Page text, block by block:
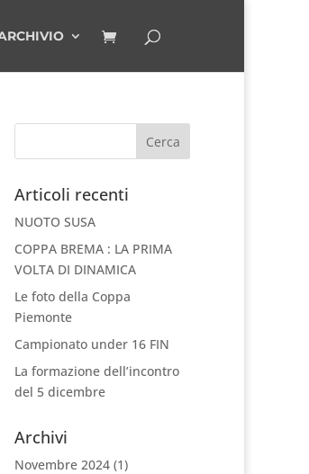
Articoli recenti
NUOTO SUSA
COPPA BREMA : LA PRIMA
VOLTA DI DINAMICA
Le foto della Coppa
Piemonte
Campionato under 16 FIN
La formazione dell’incontro
del 5 dicembre
Archivi
Novembre 2024(1)